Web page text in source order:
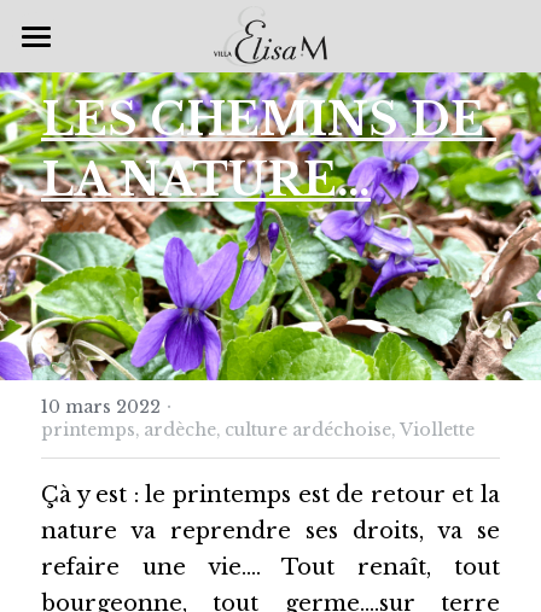
Accueil
Chambres & Suites
Spa & Bien-être
Petits déjeuners
Galerie
Nos offres
Escapade romantique
Accueil Vélo
Auto & Moto Passion
Villa Elisa M
Venir à la Villa
Les Restaurants
Clos Olivier de Serres
LES CHEMINS DE
LA NATURE…
10 mars 2022 ·
printemps, ardèche, culture ardéchoise, Viollette
Çà y est : le printemps est de retour et la
nature va reprendre ses droits, va se
refaire une vie…. Tout renaît, tout
bourgeonne, tout germe….sur terre